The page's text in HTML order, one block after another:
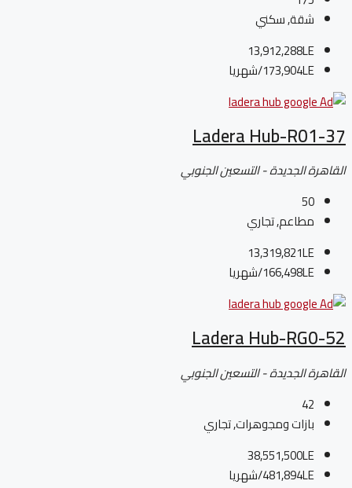
شقة, سكني
13,912,288LE
173,904LE/شهريا
Ladera Hub-R01-37
القاهرة الجديدة - التسعين الجنوبي
50
مطاعم, تجاري
13,319,821LE
166,498LE/شهريا
Ladera Hub-RG0-52
القاهرة الجديدة - التسعين الجنوبي
42
بازات ومجوهرات, تجاري
38,551,500LE
481,894LE/شهريا